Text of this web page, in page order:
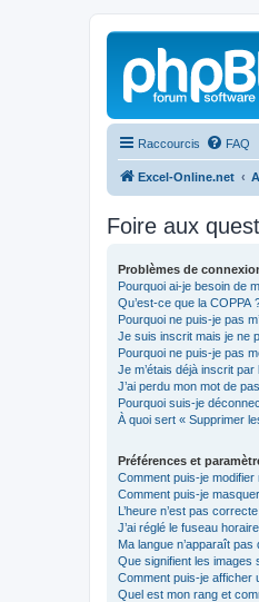
Raccourcis FAQ
Excel-Online.net
Foire aux
Problèmes de
Pourquoi ai-je besoin de
Qu’est-ce que la COPPA
Pourquoi ne puis-je pas
Je suis inscrit mais je ne
Pourquoi ne puis-je pas
Je m’étais déjà inscrit
J’ai perdu mon mot de
Pourquoi suis-je
À quoi sert « Supprimer
Préférences et
Comment puis-je
Comment puis-je
L’heure n’est pas correcte
J’ai réglé le fuseau
Ma langue n’apparaît pas
Que signifient les images
Comment puis-je afficher
Quel est mon rang et